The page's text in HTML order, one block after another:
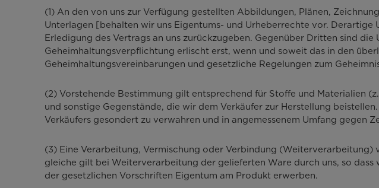
(1) An den von uns zur Verfügung gestellten Abbildungen, Plänen,
Unterlagen [behalten wir uns Eigentums- und Urheberrechte vor.
Erledigung des Vertrags an uns zurückzugeben. Gegenüber Dritten sind
Geheimhaltungsverpflichtung erlischt erst, wenn und soweit das in den
Geheimhaltungsvereinbarungen und gesetzliche Regelungen zum
(2) Vorstehende Bestimmung gilt entsprechend für Stoffe und Materialien
und sonstige Gegenstände, die wir dem Verkäufer zur Herstellung
Verkäufers gesondert zu verwahren und in angemessenem Umfang gegen
(3) Eine Verarbeitung, Vermischung oder Verbindung
gleiche gilt bei Weiterverarbeitung der gelieferten Ware durch uns, so
der gesetzlichen Vorschriften Eigentum am Produkt erwerben.